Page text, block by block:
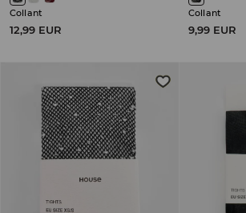
Collant
12,99 EUR
Collant
9,99 EUR